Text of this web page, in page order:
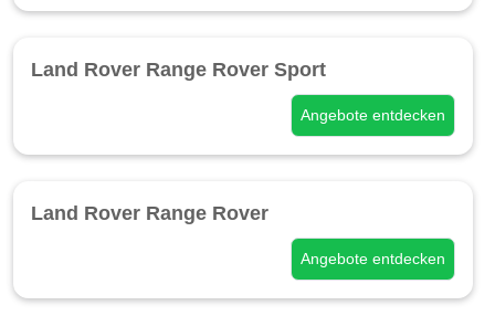
Land Rover Range Rover Sport
Angebote entdecken
Land Rover Range Rover
Angebote entdecken